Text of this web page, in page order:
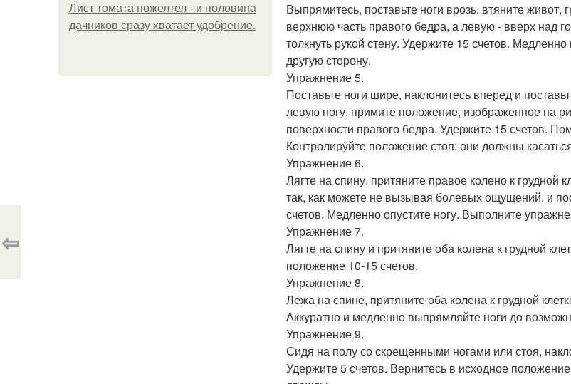
Лист томата пожелтел - и половина
дачников сразу хватает удобрение.
Выпрямитесь, поставьте ноги врозь, втяните живот,
верхнюю часть правого бедра, а левую - вверх над
толкнуть рукой стену. Удержите 15 счетов.
другую сторону.
Упражнение 5.
Поставьте ноги шире, наклонитесь вперед и
левую ногу, примите положение, изображенное на
поверхности правого бедра. Удержите 15 счетов.
Контролируйте положение стоп: они должны
Упражнение 6.
Лягте на спину, притяните правое колено к
так, как можете не вызывая болевых ощущений, и
счетов. Медленно опустите ногу. Выполните
Упражнение 7.
Лягте на спину и притяните оба колена к грудной
положение 10-15 счетов.
Упражнение 8.
Лежа на спине, притяните оба колена к грудной
Аккуратно и медленно выпрямляйте ноги до
Упражнение 9.
Сидя на полу со скрещенными ногами или стоя,
Удержите 5 счетов. Вернитесь в исходное
⇦